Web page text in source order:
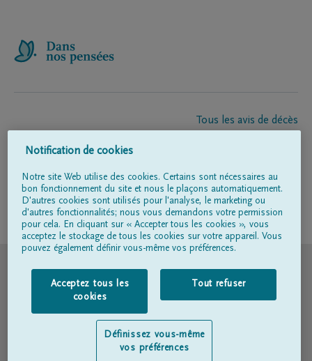
Tous les avis de décès
Entrepreneur de pompes funèbres
Suivez-nous sur
Conditions d'utilisation
Déclaration relative à la vie privée
Déclaration d’accessibilité
Notification de cookies
Notre site Web utilise des cookies. Certains sont nécessaires au
bon fonctionnement du site et nous le plaçons automatiquement.
D'autres cookies sont utilisés pour l'analyse, le marketing ou
d'autres fonctionnalités; nous vous demandons votre permission
pour cela. En cliquant sur « Accepter tous les cookies », vous
acceptez le stockage de tous les cookies sur votre appareil. Vous
pouvez également définir vous-même vos préférences.
Acceptez tous les
cookies
Tout refuser
Définissez vous-même
vos préférences